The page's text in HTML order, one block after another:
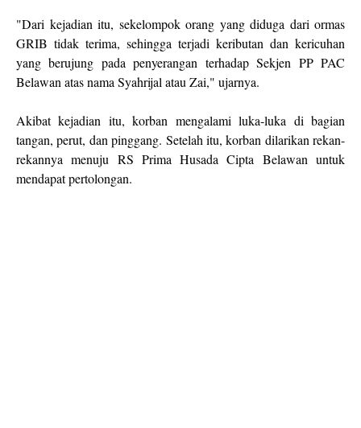
"Dari kejadian itu, sekelompok orang yang diduga dari ormas
GRIB tidak terima, sehingga terjadi keributan dan kericuhan
yang berujung pada penyerangan terhadap Sekjen PP PAC
Belawan atas nama Syahrijal atau Zai," ujarnya.
Akibat kejadian itu, korban mengalami luka-luka di bagian
tangan, perut, dan pinggang. Setelah itu, korban dilarikan rekan-
rekannya menuju RS Prima Husada Cipta Belawan untuk
mendapat pertolongan.